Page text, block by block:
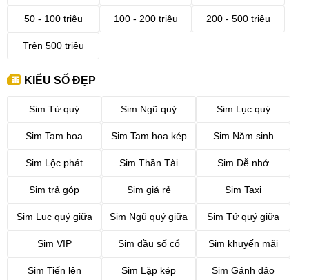
50 - 100 triệu 100 - 200 triệu 200 - 500 triệu
Trên 500 triệu
KIỂU SỐ ĐẸP
Sim Tứ quý Sim Ngũ quý Sim Lục quý
Sim Tam hoa Sim Tam hoa kép Sim Năm sinh
Sim Lộc phát Sim Thần Tài Sim Dễ nhớ
Sim trả góp Sim giá rẻ Sim Taxi
Sim Lục quý giữa Sim Ngũ quý giữa Sim Tứ quý giữa
Sim VIP Sim đầu số cổ Sim khuyến mãi
Sim Tiến lên Sim Lặp kép Sim Gánh đảo